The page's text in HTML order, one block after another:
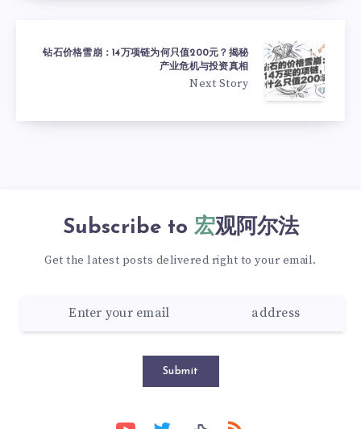
钻石价格雪崩：14万项链为何只值200元？揭秘
产业危机与投资真相
Next Story
Subscribe to 宏观阿尔法
Get the latest posts delivered right to your email.
Submit